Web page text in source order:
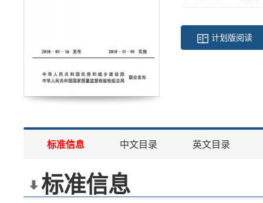
计划版阅读
标准信息 中文目录 英文目录
标准信息